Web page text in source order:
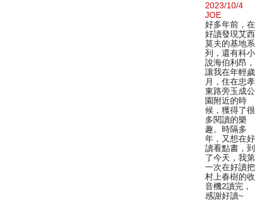
2023/10/4
JOE
好多年前，在
好讀發現艾西
莫夫的基地系
列，還有科小
說海伯利昂，
讓我在年輕歲
月，住在忠孝
東路旁玉成公
園附近的時
候，獲得了很
多閱讀的樂
趣。時隔多
年，又想在好
讀看點書，到
了今天，我第
一次在好讀把
村上春樹的收
音機2讀完，
感謝好讀~